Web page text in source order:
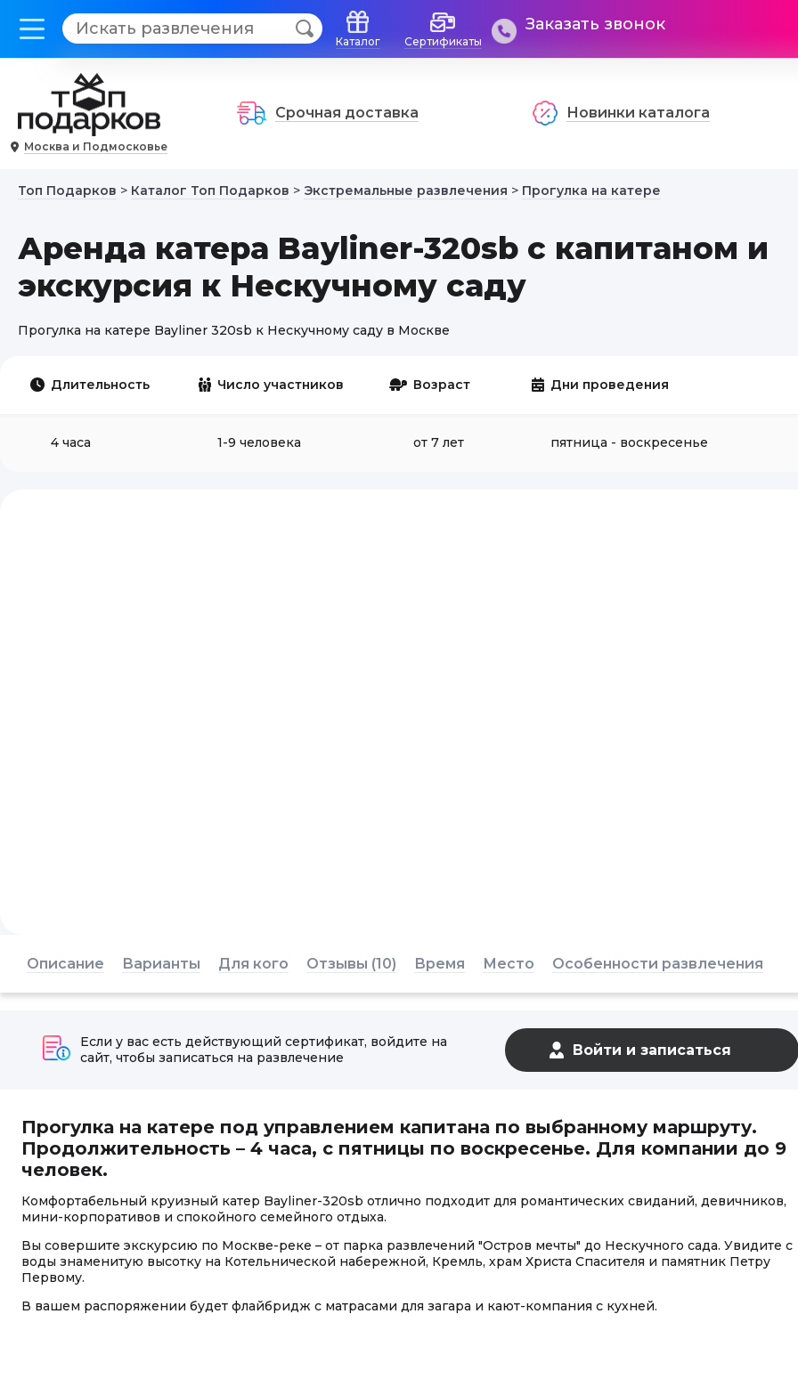
Каталог Сертификаты
Заказать звонок
Москва и Подмосковье
Срочная доставка Новинки каталога
Топ Подарков > Каталог Топ Подарков > Экстремальные развлечения > Прогулка на катере
Аренда катера Bayliner-320sb с капитаном и
экскурсия к Нескучному саду
Прогулка на катере Bayliner 320sb к Нескучному саду в Москве
Длительность Число участников Возраст Дни проведения
4 часа 1-9 человека от 7 лет пятница - воскресенье
Описание Варианты Для кого Отзывы (10) Время Место Особенности развлечения
Если у вас есть действующий сертификат, войдите на
сайт, чтобы записаться на развлечение
Прогулка на катере под управлением капитана по выбранному маршруту.
Продолжительность – 4 часа, с пятницы по воскресенье. Для компании до 9
человек.
Комфортабельный круизный катер Bayliner-320sb отлично подходит для романтических свиданий, девичников,
мини-корпоративов и спокойного семейного отдыха.
Вы совершите экскурсию по Москве-реке – от парка развлечений "Остров мечты" до Нескучного сада. Увидите с
воды знаменитую высотку на Котельнической набережной, Кремль, храм Христа Спасителя и памятник Петру
Первому.
В вашем распоряжении будет флайбридж с матрасами для загара и кают-компания с кухней.